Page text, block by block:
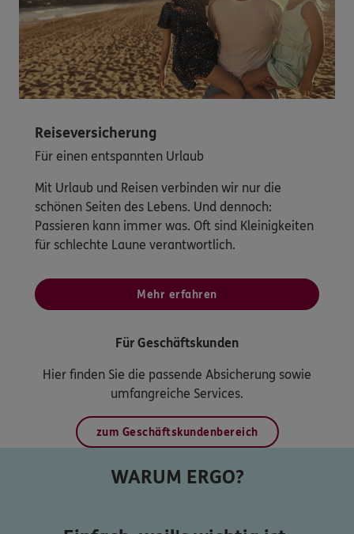
Reiseversicherung
Für einen entspannten Urlaub
Mit Urlaub und Reisen verbinden wir nur die
schönen Seiten des Lebens. Und dennoch:
Passieren kann immer was. Oft sind Kleinigkeiten
für schlechte Laune verantwortlich.
Mehr erfahren
Für Geschäftskunden
Hier finden Sie die passende Absicherung sowie
umfangreiche Services.
zum Geschäftskundenbereich
WARUM ERGO?